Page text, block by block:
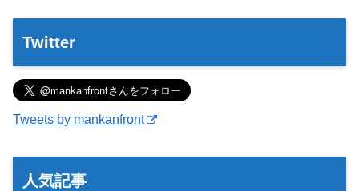
Twitter
Tweets by mankanfront
人気記事